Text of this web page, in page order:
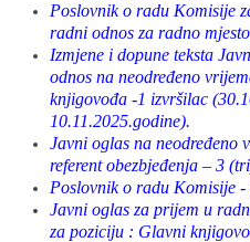
Poslovnik o radu Komisije
radni odnos za radno
Izmjene i dopune teksta
odnos na neodređeno
knjigovođa -1 izvršilac
10.11.2025.godine).
Javni oglas na neodređeno
referent obezbjeđenja – 3
Poslovnik o radu Komisije
Javni oglas za prijem u
za poziciju : Glavni